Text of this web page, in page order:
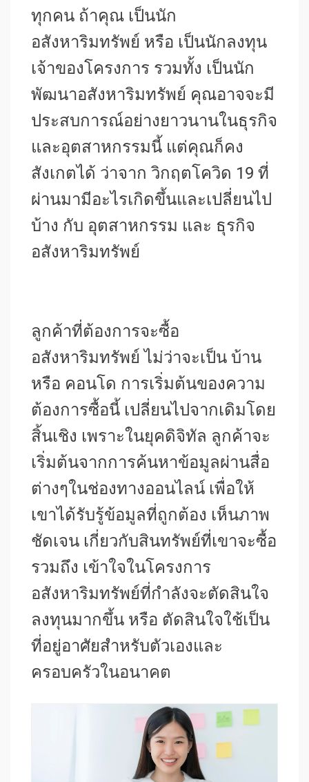
ทุกคน ถ้าคุณ เป็นนัก
อสังหาริมทรัพย์ หรือ เป็นนักลงทุน
เจ้าของโครงการ รวมทั้ง เป็นนัก
พัฒนาอสังหาริมทรัพย์ คุณอาจจะมี
ประสบการณ์อย่างยาวนานในธุรกิจ
และอุตสาหกรรมนี้ แต่คุณก็คง
สังเกตได้ ว่าจาก วิกฤตโควิด 19 ที่
ผ่านมามีอะไรเกิดขึ้นและเปลี่ยนไป
บ้าง กับ อุตสาหกรรม และ ธุรกิจ
อสังหาริมทรัพย์
ลูกค้าที่ต้องการจะซื้อ
อสังหาริมทรัพย์ ไม่ว่าจะเป็น บ้าน
หรือ คอนโด การเริ่มต้นของความ
ต้องการซื้อนี้ เปลี่ยนไปจากเดิมโดย
สิ้นเชิง เพราะในยุคดิจิทัล ลูกค้าจะ
เริ่มต้นจากการค้นหาข้อมูลผ่านสื่อ
ต่างๆในช่องทางออนไลน์ เพื่อให้
เขาได้รับรู้ข้อมูลที่ถูกต้อง เห็นภาพ
ชัดเจน เกี่ยวกับสินทรัพย์ที่เขาจะซื้อ
รวมถึง เข้าใจในโครงการ
อสังหาริมทรัพย์ที่กำลังจะตัดสินใจ
ลงทุนมากขึ้น หรือ ตัดสินใจใช้เป็น
ที่อยู่อาศัยสำหรับตัวเองและ
ครอบครัวในอนาคต